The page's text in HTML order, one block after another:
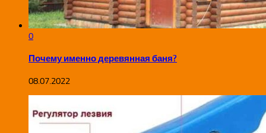
0
Почему именно деревянная баня?
08.07.2022